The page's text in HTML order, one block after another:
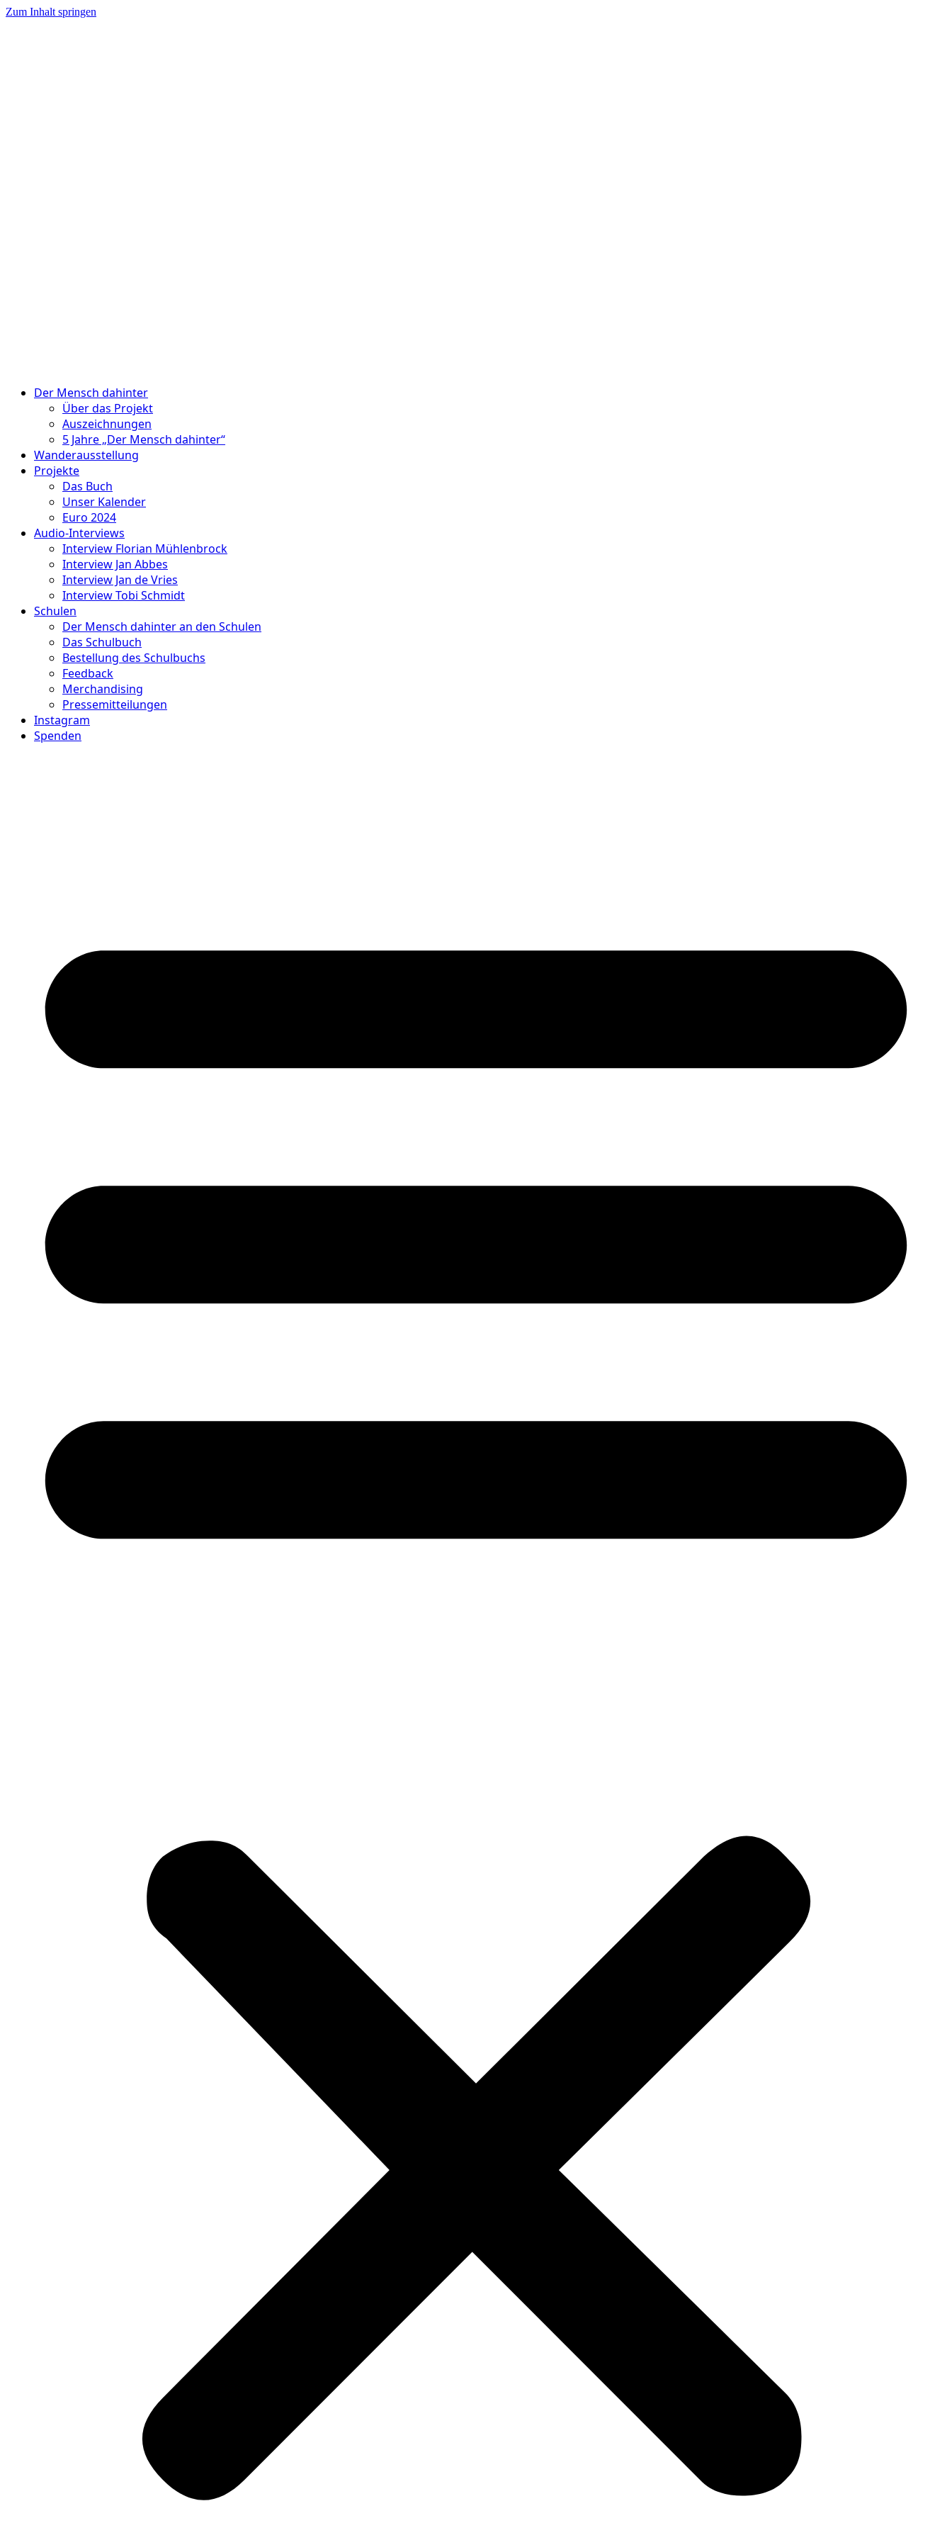
Zum Inhalt springen
Der Mensch dahinter
Über das Projekt
Auszeichnungen
5 Jahre „Der Mensch dahinter“
Wanderausstellung
Projekte
Das Buch
Unser Kalender
Euro 2024
Audio-Interviews
Interview Florian Mühlenbrock
Interview Jan Abbes
Interview Jan de Vries
Interview Tobi Schmidt
Schulen
Der Mensch dahinter an den Schulen
Das Schulbuch
Bestellung des Schulbuchs
Feedback
Merchandising
Pressemitteilungen
Instagram
Spenden